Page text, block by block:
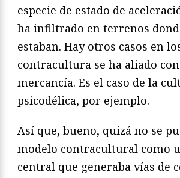
especie de estado de
ha infiltrado en terrenos
estaban. Hay otros casos en
contracultura se ha aliado
mercancía. Es el caso de la
psicodélica, por ejemplo.
Así que, bueno, quizá no se
modelo contracultural como
central que generaba vías de